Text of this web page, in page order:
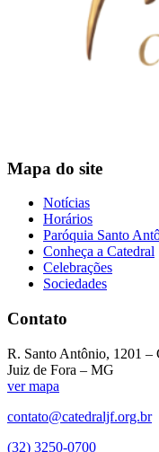
Mapa do site
Notícias
Horários
Paróquia Santo
Conheça a Catedral
Celebrações
Sociedades
Contato
R. Santo Antônio, 1201 –
Juiz de Fora – MG
ver mapa
contato@catedraljf.org.br
(32) 3250-0700